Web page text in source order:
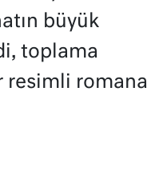
büyük
toplama
resimli romana